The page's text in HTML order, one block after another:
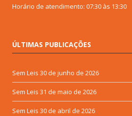
Horário de atendimento: 07:30 às 13:30
ÚLTIMAS PUBLICAÇÕES
Sem Leis 30 de junho de 2026
Sem Leis 31 de maio de 2026
Sem Leis 30 de abril de 2026